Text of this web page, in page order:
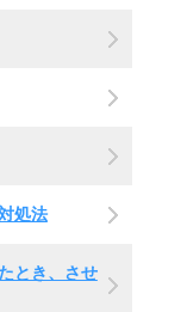
処法
とき、させ